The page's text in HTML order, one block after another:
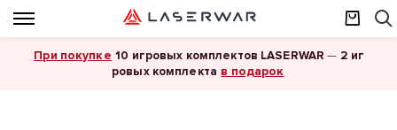
При покупке 10 игровых комплектов LASERWAR — 2 иг
ровых комплекта в подарок